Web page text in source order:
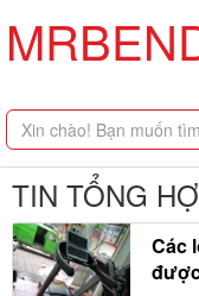
TIN TỔNG
Các